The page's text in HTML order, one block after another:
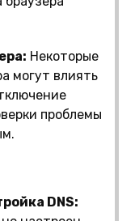
Некоторые
могут влиять
проблемы
DNS: